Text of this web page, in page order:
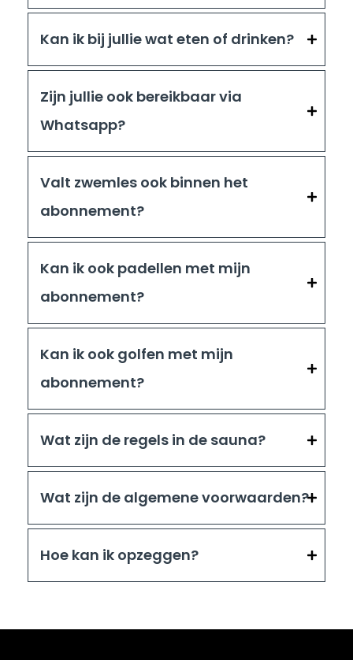
Kan ik bij jullie wat eten of drinken?
Zijn jullie ook bereikbaar via
Whatsapp?
Valt zwemles ook binnen het
abonnement?
Kan ik ook padellen met mijn
abonnement?
Kan ik ook golfen met mijn
abonnement?
Wat zijn de regels in de sauna?
Wat zijn de algemene voorwaarden?
Hoe kan ik opzeggen?